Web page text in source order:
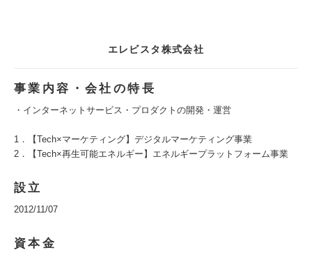
エレビスタ株式会社
事業内容・会社の特長
・インターネットサービス・プロダクトの開発・運営
1．【Tech×マーケティング】デジタルマーケティング事業
2．【Tech×再生可能エネルギー】エネルギープラットフォーム事業
設立
2012/11/07
資本金